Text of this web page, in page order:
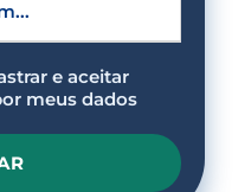
e aceitar
meus dados